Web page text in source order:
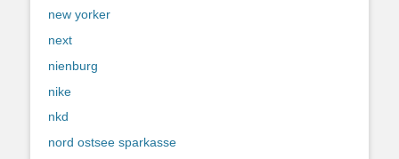
new yorker
next
nienburg
nike
nkd
nord ostsee sparkasse